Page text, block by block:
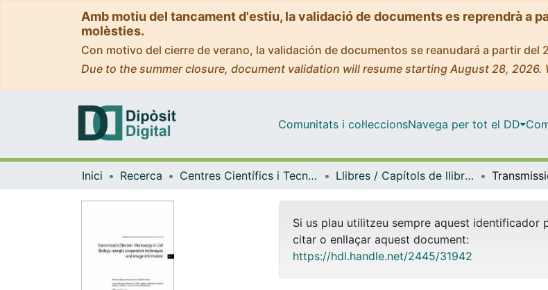
Amb motiu del tancament d'estiu, la validació de documents es reprendrà a
molèsties.
Con motivo del cierre de verano, la validación de documentos se reanudará a partir
Due to the summer closure, document validation will resume starting August 28, 2026.
Comunitats i col·leccionsNavega per tot el DD
Inici Recerca Centres Científics i Tecnològics de la Universitat de Barcelona (CCiTUB) Llibres / Capítols de llibre (Centres Científics i Tecnològics de la Universitat de Barcelona (CCiTUB))
Si us plau utilitzeu sempre aquest identificador
citar o enllaçar aquest document:
https://hdl.handle.net/2445/31942